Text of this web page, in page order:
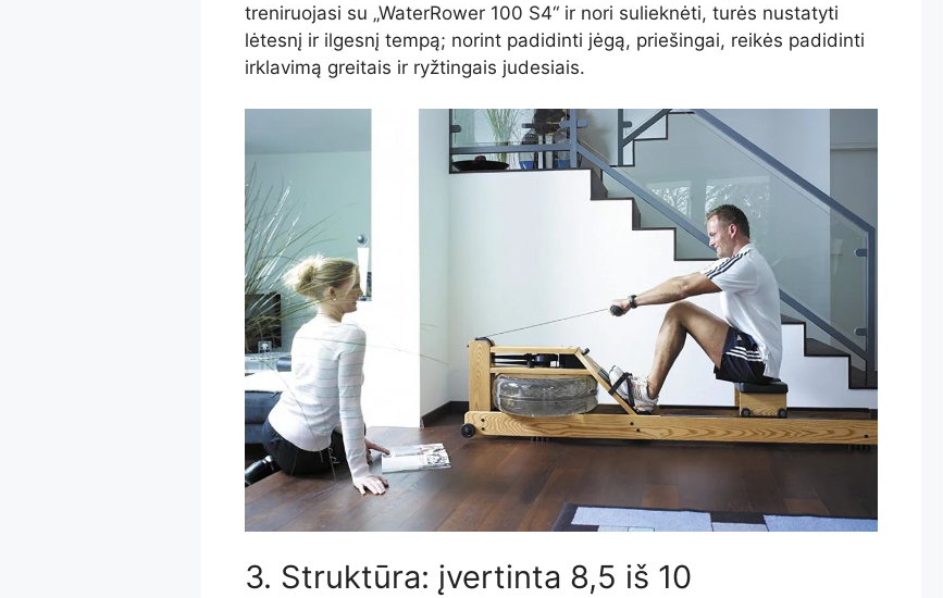
treniruojasi su „WaterRower 100 S4“ ir nori sulieknėti, turės nustatyti
lėtesnį ir ilgesnį tempą; norint padidinti jėgą, priešingai, reikės padidinti
irklavimą greitais ir ryžtingais judesiais.
3. Struktūra: įvertinta 8,5 iš 10